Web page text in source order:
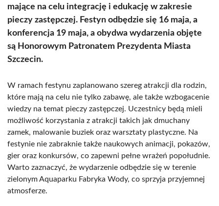
mające na celu integrację i edukację w zakresie
pieczy zastępczej. Festyn odbędzie się 16 maja, a
konferencja 19 maja, a obydwa wydarzenia objęte
są Honorowym Patronatem Prezydenta Miasta
Szczecin.
W ramach festynu zaplanowano szereg atrakcji dla rodzin,
które mają na celu nie tylko zabawę, ale także wzbogacenie
wiedzy na temat pieczy zastępczej. Uczestnicy będą mieli
możliwość korzystania z atrakcji takich jak dmuchany
zamek, malowanie buziek oraz warsztaty plastyczne. Na
festynie nie zabraknie także naukowych animacji, pokazów,
gier oraz konkursów, co zapewni pełne wrażeń popołudnie.
Warto zaznaczyć, że wydarzenie odbędzie się w terenie
zielonym Aquaparku Fabryka Wody, co sprzyja przyjemnej
atmosferze.